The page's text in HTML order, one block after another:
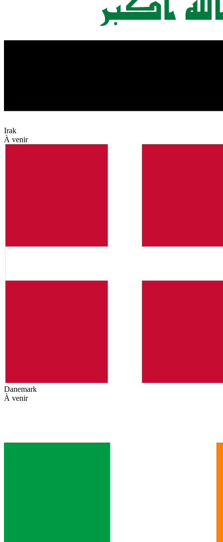
Irak
À venir
Danemark
À venir